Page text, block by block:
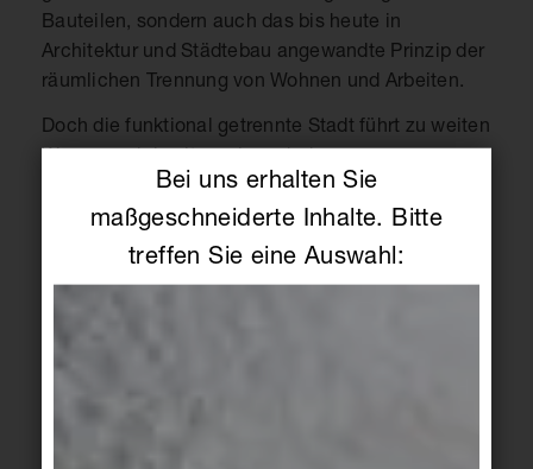
Bei uns erhalten Sie
maßgeschneiderte Inhalte. Bitte
treffen Sie eine Auswahl:
Bauteilen, sondern auch das bis heute in
Architektur und Städtebau angewandte Prinzip der
räumlichen Trennung von Wohnen und Arbeiten.
Doch die funktional getrennte Stadt führt zu weiten
Wegen und damit zu einem hohen
Verkehrsaufkommen mit krankmachenden Luft-
und Feinstaubbelastungen. Sie erhöht außerdem
den Flächenverbrauch und fördert das Entstehen